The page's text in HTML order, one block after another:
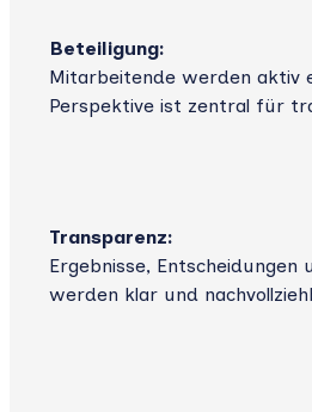
Beteiligung:
Mitarbeitende werden aktiv
Perspektive ist zentral für
Transparenz:
Ergebnisse,
werden klar und